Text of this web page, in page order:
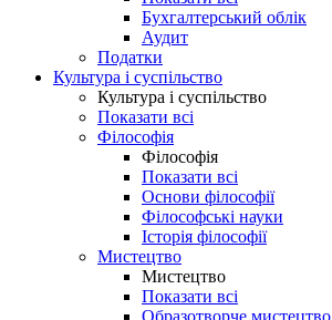
Бухгалтерський облік
Аудит
Податки
Культура і суспільство
Культура і суспільство
Показати всі
Філософія
Філософія
Показати всі
Основи філософії
Філософські науки
Історія філософії
Мистецтво
Мистецтво
Показати всі
Образотворче мистецтво